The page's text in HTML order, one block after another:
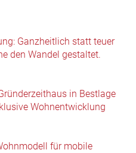
Ganzheitlich statt teuer
den Wandel gestaltet.
in Bestlage
Wohnentwicklung
für mobile